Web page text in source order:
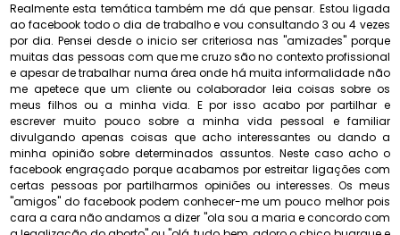
Realmente esta temática também me dá que pensar. Estou ligada
ao facebook todo o dia de trabalho e vou consultando 3 ou 4 vezes
por dia. Pensei desde o inicio ser criteriosa nas "amizades" porque
muitas das pessoas com que me cruzo são no contexto profissional
e apesar de trabalhar numa área onde há muita informalidade não
me apetece que um cliente ou colaborador leia coisas sobre os
meus filhos ou a minha vida. E por isso acabo por partilhar e
escrever muito pouco sobre a minha vida pessoal e familiar
divulgando apenas coisas que acho interessantes ou dando a
minha opinião sobre determinados assuntos. Neste caso acho o
facebook engraçado porque acabamos por estreitar ligações com
certas pessoas por partilharmos opiniões ou interesses. Os meus
"amigos" do facebook podem conhecer-me um pouco melhor pois
cara a cara não andamos a dizer "ola sou a maria e concordo com